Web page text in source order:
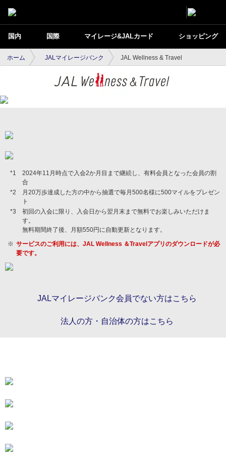
国内 国際 マイレージ&JALカード ショッピング
ホーム JALマイレージバンク JAL Wellness & Travel
2024年11月時点で入会2か月目まで継続し、有料会員となった会員の割
合
月20万歩達成した方の中から抽選で毎月500名様に500マイルをプレゼン
ト
初回の入会に限り、入会日から翌月末まで無料でお楽しみいただけま
す。
無料期間終了後、月額550円に自動更新となります。
サービスのご利用には、JAL Wellness ＆Travelアプリのダウンロードが必
要です。
JALマイレージバンク会員でない方はこちら
法人の方・自治体の方はこちら